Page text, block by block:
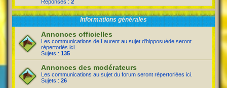
Réponses : 2
Informations générales
Annonces officielles
Les communications de Laurent au sujet d'hipposuède seront
répertoriés ici.
Sujets : 135
Annonces des modérateurs
Les communications au sujet du forum seront répertoriées ici.
Sujets : 26